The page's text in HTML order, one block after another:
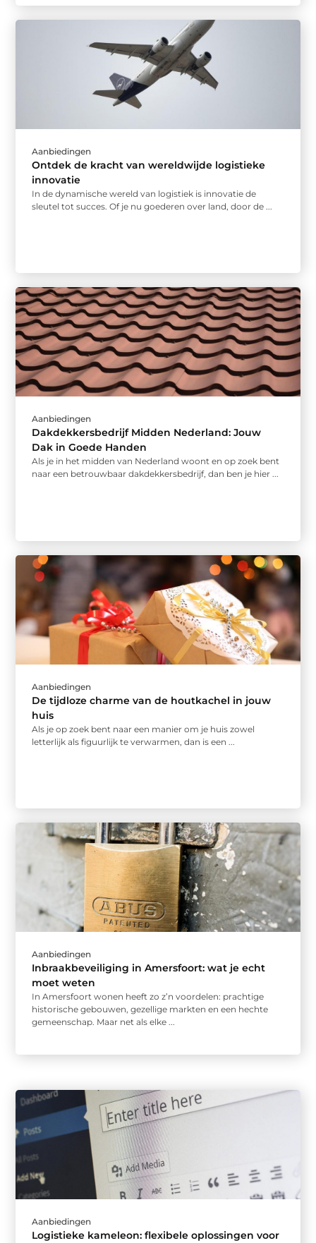
Aanbiedingen
Ontdek de kracht van wereldwijde logistieke
innovatie
In de dynamische wereld van logistiek is innovatie de
sleutel tot succes. Of je nu goederen over land, door de ...
Aanbiedingen
Dakdekkersbedrijf Midden Nederland: Jouw
Dak in Goede Handen
Als je in het midden van Nederland woont en op zoek bent
naar een betrouwbaar dakdekkersbedrijf, dan ben je hier ...
Aanbiedingen
De tijdloze charme van de houtkachel in jouw
huis
Als je op zoek bent naar een manier om je huis zowel
letterlijk als figuurlijk te verwarmen, dan is een ...
Aanbiedingen
Inbraakbeveiliging in Amersfoort: wat je echt
moet weten
In Amersfoort wonen heeft zo z’n voordelen: prachtige
historische gebouwen, gezellige markten en een hechte
gemeenschap. Maar net als elke ...
Aanbiedingen
Logistieke kameleon: flexibele oplossingen voor